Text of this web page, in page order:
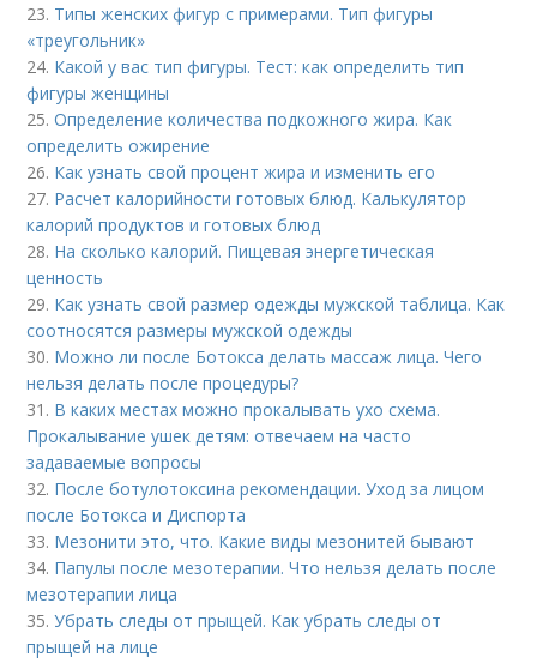
23. Типы женских фигур с примерами. Тип фигуры
«треугольник»
24. Какой у вас тип фигуры. Тест: как определить тип
фигуры женщины
25.Определение количества подкожного жира. Как
определить ожирение
26. Как узнать свой процент жира и изменить его
27. Расчет калорийности готовых блюд. Калькулятор
калорий продуктов и готовых блюд
28. На сколько калорий. Пищевая энергетическая
ценность
29. Как узнать свой размер одежды мужской таблица. Как
соотносятся размеры мужской одежды
30. Можно ли после Ботокса делать массаж лица. Чего
нельзя делать после процедуры?
31. В каких местах можно прокалывать ухо схема.
Прокалывание ушек детям: отвечаем на часто
задаваемые вопросы
32. После ботулотоксина рекомендации. Уход за лицом
после Ботокса и Диспорта
33. Мезонити это, что. Какие виды мезонитей бывают
34. Папулы после мезотерапии. Что нельзя делать после
мезотерапии лица
35.Убрать следы от прыщей. Как убрать следы от
прыщей на лице